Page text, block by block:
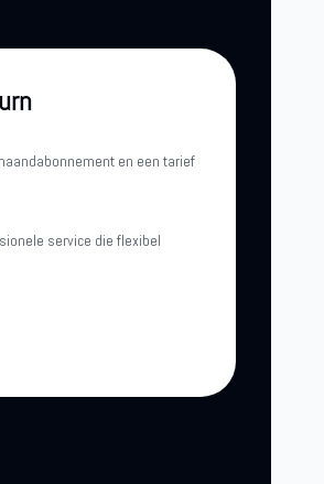
en een tarief
service die flexibel